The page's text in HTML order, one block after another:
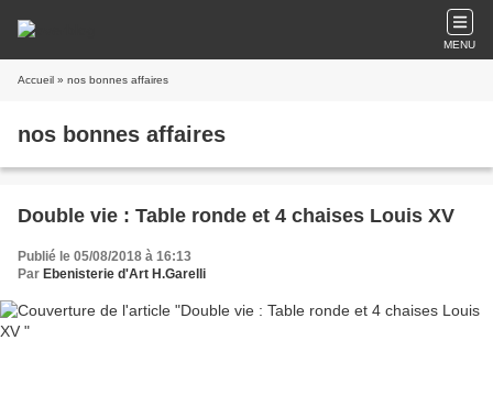
MENU
Accueil » nos bonnes affaires
nos bonnes affaires
Double vie : Table ronde et 4 chaises Louis XV
Publié le 05/08/2018 à 16:13
Par Ebenisterie d'Art H.Garelli